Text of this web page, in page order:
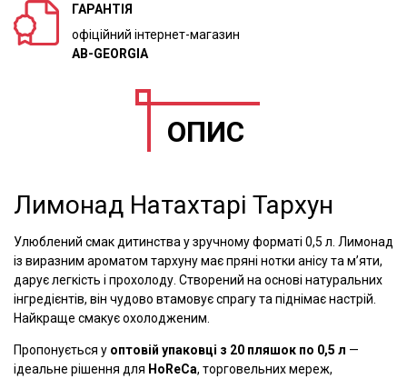
ГАРАНТІЯ
офіційний інтернет-магазин
AB-GEORGIA
ОПИС
Лимонад Натахтарі Тархун
Улюблений смак дитинства у зручному форматі 0,5 л. Лимонад
із виразним ароматом тархуну має пряні нотки анісу та м’яти,
дарує легкість і прохолоду. Створений на основі натуральних
інгредієнтів, він чудово втамовує спрагу та піднімає настрій.
Найкраще смакує охолодженим.
Пропонується у оптовій упаковці з 20 пляшок по 0,5 л —
ідеальне рішення для HoReCa, торговельних мереж,